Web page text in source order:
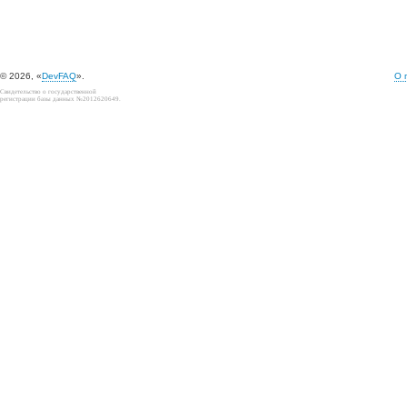
© 2026, «DevFAQ». О
Свидетельство о государственной
регистрации базы данных №2012620649.